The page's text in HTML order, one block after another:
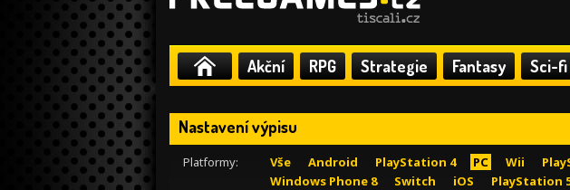
Akční RPG Strategie Fantasy Sci-fi
Nastavení výpisu
Platformy: Vše Android PlayStation 4 PC Wii
Windows Phone 8
Switch iOS PlayStation